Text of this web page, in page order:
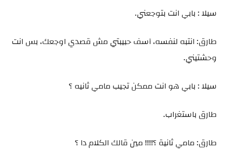
سيلا : بابي انت بتوجعني.
طارق: انتبه لنفسه، آسف حبيبتي مش قصدي اوجعك، بس انت
وحشتيني.
سيلا : بابي هو انت ممكن تجيب مامي ثانيه ؟
طارق باستغراب.
طارق: مامي ثانية ؟!!!! مين قالك الكلام دا ؟